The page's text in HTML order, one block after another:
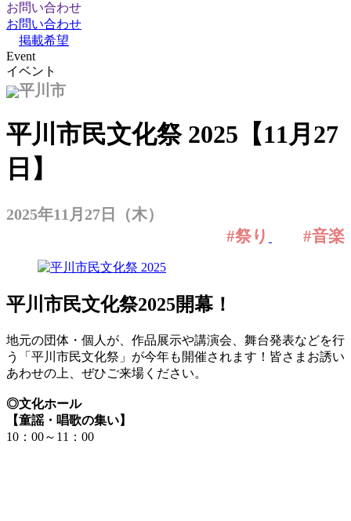
お問い合わせ
お問い合わせ
掲載希望
Event
イベント
平川市
平川市民文化祭 2025【11月27
日】
2025年11月27日（木）
#祭り #音楽
平川市民文化祭2025開幕！
地元の団体・個人が、作品展示や講演会、舞台発表などを行
う「平川市民文化祭」が今年も開催されます！皆さまお誘い
あわせの上、ぜひご来場ください。
◎文化ホール
【童謡・唱歌の集い】
10：00～11：00